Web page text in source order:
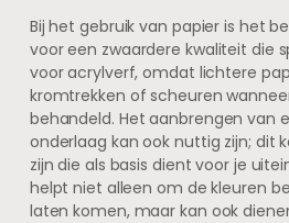
Bij het gebruik van papier is het
voor een zwaardere kwaliteit die
voor acrylverf, omdat lichtere
kromtrekken of scheuren
behandeld. Het aanbrengen van
onderlaag kan ook nuttig zijn; dit
zijn die als basis dient voor je
helpt niet alleen om de kleuren
laten komen, maar kan ook